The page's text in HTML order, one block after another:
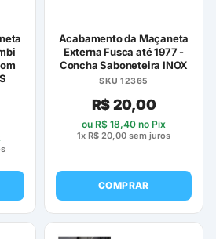
Acabamento da Maçaneta
Externa Fusca até 1977 -
Concha Saboneteira INOX
SKU 12365
R$20,00
ou R$ 18,40 no Pix
1x R$ 20,00 sem juros
COMPRAR